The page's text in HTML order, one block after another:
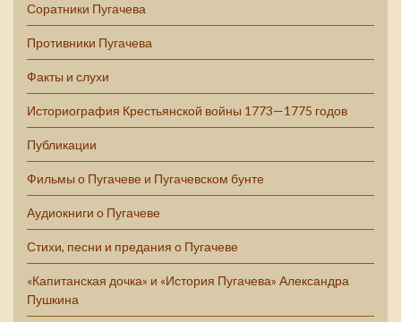
Соратники Пугачева
Противники Пугачева
Факты и слухи
Историография Крестьянской войны 1773—1775 годов
Публикации
Фильмы о Пугачеве и Пугачевском бунте
Аудиокниги о Пугачеве
Стихи, песни и предания о Пугачеве
«Капитанская дочка» и «История Пугачева» Александра
Пушкина